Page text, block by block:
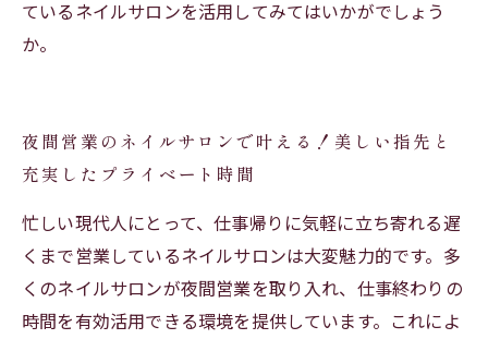
ているネイルサロンを活用してみてはいかがでしょう
か。
夜間営業のネイルサロンで叶える！美しい指先と
充実したプライベート時間
忙しい現代人にとって、仕事帰りに気軽に立ち寄れる遅
くまで営業しているネイルサロンは大変魅力的です。多
くのネイルサロンが夜間営業を取り入れ、仕事終わりの
時間を有効活用できる環境を提供しています。これによ